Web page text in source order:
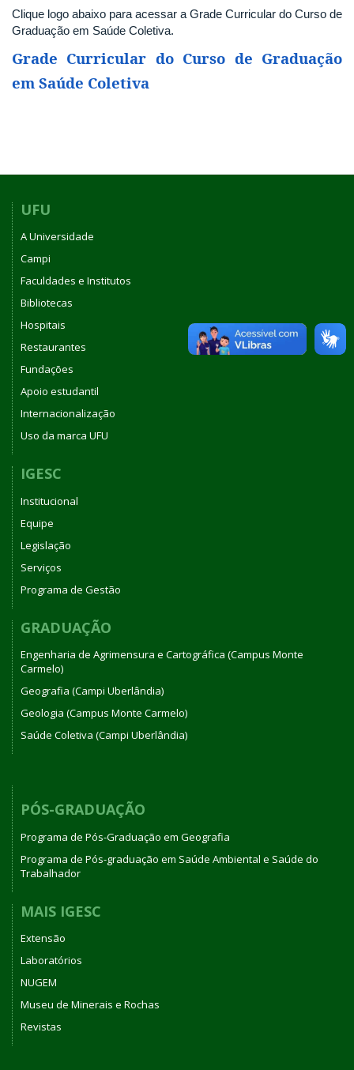
Clique logo abaixo para acessar a Grade Curricular do Curso de
Graduação em Saúde Coletiva.
Grade Curricular do Curso de Graduação
em Saúde Coletiva
UFU
A Universidade
Campi
Faculdades e Institutos
Bibliotecas
Hospitais
Restaurantes
Fundações
Apoio estudantil
Internacionalização
Uso da marca UFU
IGESC
Institucional
Equipe
Legislação
Serviços
Programa de Gestão
GRADUAÇÃO
Engenharia de Agrimensura e Cartográfica (Campus Monte
Carmelo)
Geografia (Campi Uberlândia)
Geologia (Campus Monte Carmelo)
Saúde Coletiva (Campi Uberlândia)
PÓS-GRADUAÇÃO
Programa de Pós-Graduação em Geografia
Programa de Pós-graduação em Saúde Ambiental e Saúde do
Trabalhador
MAIS IGESC
Extensão
Laboratórios
NUGEM
Museu de Minerais e Rochas
Revistas